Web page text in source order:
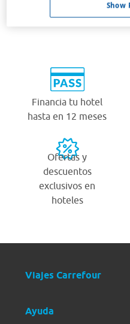
¿Por qué viajar
Financia tu hotel
hasta en 12 meses
Ofertas y
descuentos
exclusivos en
hoteles
Viajes Carrefour
Ayuda
Show